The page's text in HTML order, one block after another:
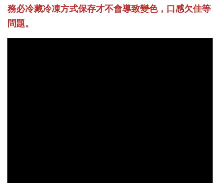
務必冷藏冷凍方式保存才不會導致變色，口感欠佳等
問題。